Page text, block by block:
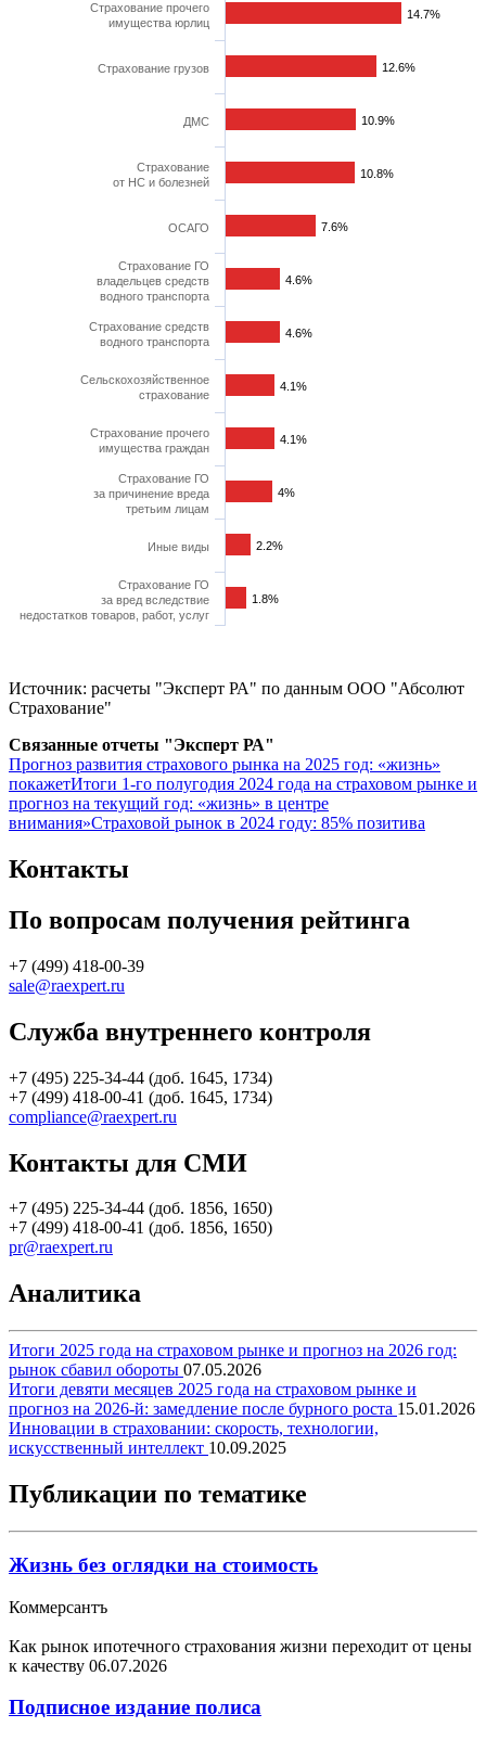
14.7%
14.7%
12.6%
12.6%
10.9%
10.9%
10.8%
10.8%
7.6%
7.6%
4.6%
4.6%
4.6%
4.6%
4.1%
4.1%
4.1%
4.1%
4%
4%
2.2%
2.2%
1.8%
1.8%
Страхование прочего
имущества юрлиц
Страхование грузов
ДМС
Страхование
от НС и болезней
ОСАГО
Страхование ГО
владельцев средств
водного транспорта
Страхование средств
водного транспорта
Сельскохозяйственное
страхование
Страхование прочего
имущества граждан
Страхование ГО
за причинение вреда
третьим лицам
Иные виды
Страхование ГО
за вред вследствие
недостатков товаров, работ, услуг
Источник: расчеты "Эксперт РА" по данным ООО "Абсолют
Страхование"
Связанные отчеты "Эксперт РА"
Прогноз развития страхового рынка на 2025 год: «жизнь»
покажетИтоги 1-го полугодия 2024 года на страховом рынке и
прогноз на текущий год: «жизнь» в центре
внимания»Страховой рынок в 2024 году: 85% позитива
Контакты
По вопросам получения рейтинга
+7 (499) 418-00-39
sale@raexpert.ru
Служба внутреннего контроля
+7 (495) 225-34-44 (доб. 1645, 1734)
+7 (499) 418-00-41 (доб. 1645, 1734)
compliance@raexpert.ru
Контакты для СМИ
+7 (495) 225-34-44 (доб. 1856, 1650)
+7 (499) 418-00-41 (доб. 1856, 1650)
pr@raexpert.ru
Аналитика
Итоги 2025 года на страховом рынке и прогноз на 2026 год:
рынок сбавил обороты 07.05.2026
Итоги девяти месяцев 2025 года на страховом рынке и
прогноз на 2026-й: замедление после бурного роста 15.01.2026
Инновации в страховании: скорость, технологии,
искусственный интеллект 10.09.2025
Публикации по тематике
Жизнь без оглядки на стоимость
Коммерсантъ
Как рынок ипотечного страхования жизни переходит от цены
к качеству 06.07.2026
Подписное издание полиса